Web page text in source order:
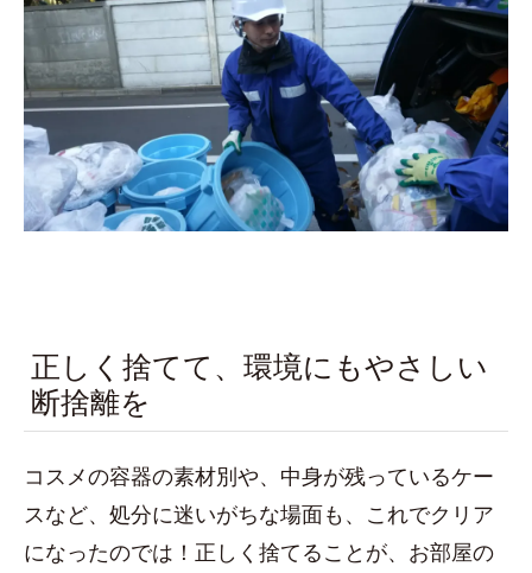
正しく捨てて、環境にもやさしい
断捨離を
コスメの容器の素材別や、中身が残っているケー
スなど、処分に迷いがちな場面も、これでクリア
になったのでは！正しく捨てることが、お部屋の